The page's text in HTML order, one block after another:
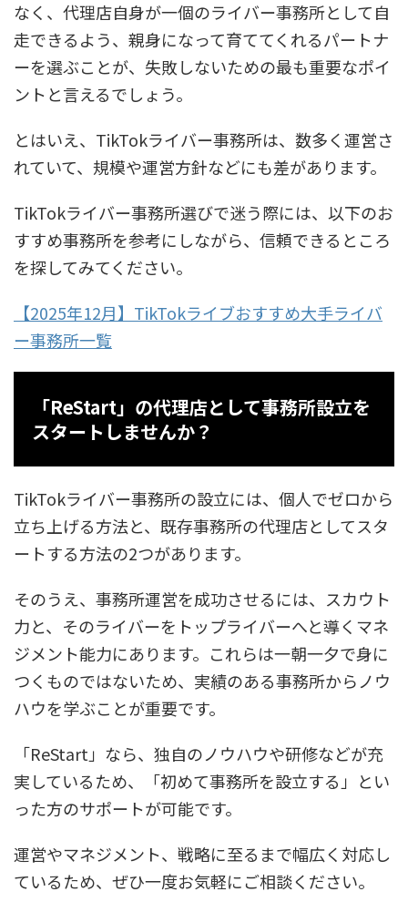
なく、代理店自身が一個のライバー事務所として自
走できるよう、親身になって育ててくれるパートナ
ーを選ぶことが、失敗しないための最も重要なポイ
ントと言えるでしょう。
とはいえ、TikTokライバー事務所は、数多く運営さ
れていて、規模や運営方針などにも差があります。
TikTokライバー事務所選びで迷う際には、以下のお
すすめ事務所を参考にしながら、信頼できるところ
を探してみてください。
【2025年12月】TikTokライブおすすめ大手ライバ
ー事務所一覧
「ReStart」の代理店として事務所設立を
スタートしませんか？
TikTokライバー事務所の設立には、個人でゼロから
立ち上げる方法と、既存事務所の代理店としてスタ
ートする方法の2つがあります。
そのうえ、事務所運営を成功させるには、スカウト
力と、そのライバーをトップライバーへと導くマネ
ジメント能力にあります。これらは一朝一夕で身に
つくものではないため、実績のある事務所からノウ
ハウを学ぶことが重要です。
「ReStart」なら、独自のノウハウや研修などが充
実しているため、「初めて事務所を設立する」とい
った方のサポートが可能です。
運営やマネジメント、戦略に至るまで幅広く対応し
ているため、ぜひ一度お気軽にご相談ください。